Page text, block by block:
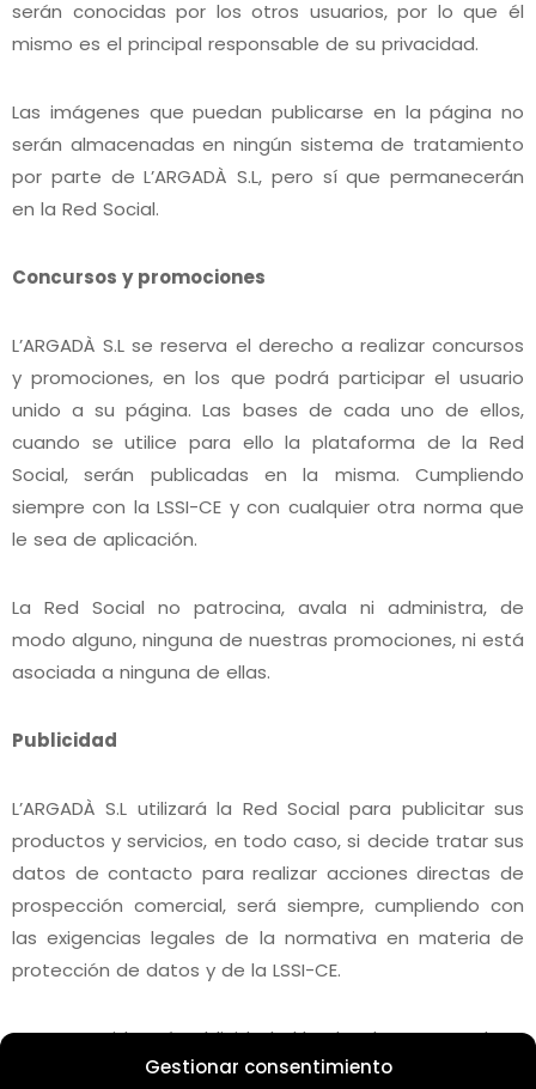
Gestionar consentimiento
serán conocidas por los otros usuarios, por lo que él
mismo es el principal responsable de su privacidad.
Las imágenes que puedan publicarse en la página no
serán almacenadas en ningún sistema de tratamiento
por parte de L’ARGADÀ S.L, pero sí que permanecerán
en la Red Social.
Concursos y promociones
L’ARGADÀ S.L se reserva el derecho a realizar concursos
y promociones, en los que podrá participar el usuario
unido a su página. Las bases de cada uno de ellos,
cuando se utilice para ello la plataforma de la Red
Social, serán publicadas en la misma. Cumpliendo
siempre con la LSSI-CE y con cualquier otra norma que
le sea de aplicación.
La Red Social no patrocina, avala ni administra, de
modo alguno, ninguna de nuestras promociones, ni está
asociada a ninguna de ellas.
Publicidad
L’ARGADÀ S.L utilizará la Red Social para publicitar sus
productos y servicios, en todo caso, si decide tratar sus
datos de contacto para realizar acciones directas de
prospección comercial, será siempre, cumpliendo con
las exigencias legales de la normativa en materia de
protección de datos y de la LSSI-CE.
No se considerará publicidad el hecho de recomendar a
otros usuarios la página de L’ARGADÀ S.L para que